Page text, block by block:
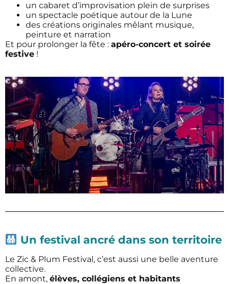
un cabaret d’improvisation plein de surprises
un spectacle poétique autour de la Lune
des créations originales mêlant musique,
peinture et narration
Et pour prolonger la fête : apéro-concert et soirée
festive !
Un festival ancré dans son territoire
Le Zic & Plum Festival, c’est aussi une belle aventure
collective.
En amont, élèves, collégiens et habitants